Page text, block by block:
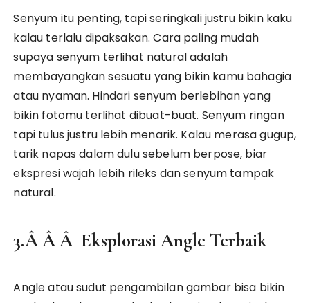
Senyum itu penting, tapi seringkali justru bikin kaku
kalau terlalu dipaksakan. Cara paling mudah
supaya senyum terlihat natural adalah
membayangkan sesuatu yang bikin kamu bahagia
atau nyaman. Hindari senyum berlebihan yang
bikin fotomu terlihat dibuat-buat. Senyum ringan
tapi tulus justru lebih menarik. Kalau merasa gugup,
tarik napas dalam dulu sebelum berpose, biar
ekspresi wajah lebih rileks dan senyum tampak
natural.
3.Â Â Â Eksplorasi Angle Terbaik
Angle atau sudut pengambilan gambar bisa bikin